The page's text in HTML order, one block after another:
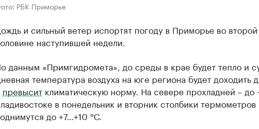
РБК Приморье
и сильный ветер испортят погоду в Приморье во второй
наступившей недели.
данным «Примгидромета», до среды в крае будет тепло и
температура воздуха на юге региона будет доходить
превыситклиматическую норму. На севере прохладней – до
в понедельник и вторник столбики термометров
до +7…+10 °С.